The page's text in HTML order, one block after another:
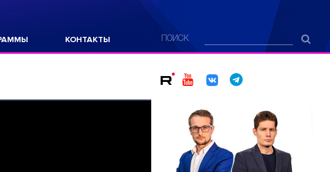
КОНТАКТЫ ПОИСК